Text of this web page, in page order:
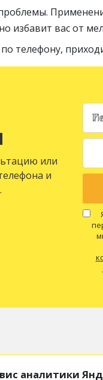
избавит вас от
телефону,
или
и
аналитики